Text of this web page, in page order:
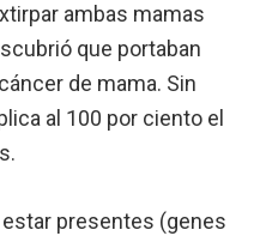
ambas mamas
que portaban
de mama. Sin
al 100 por ciento el
presentes (genes